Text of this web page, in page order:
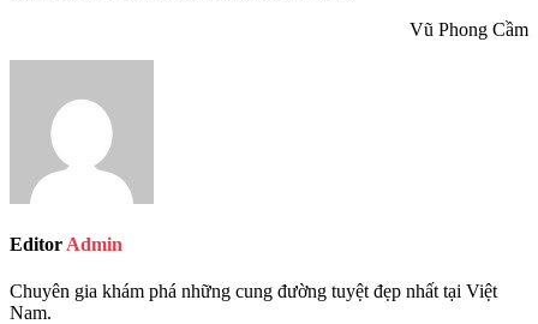
Vũ Phong Cầm
Editor Admin
Chuyên gia khám phá những cung đường tuyệt đẹp nhất tại Việt
Nam.